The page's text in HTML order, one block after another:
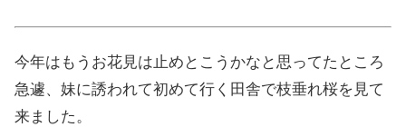
今年はもうお花見は止めとこうかなと思ってたところ
急遽、妹に誘われて初めて行く田舎で枝垂れ桜を見て
来ました。